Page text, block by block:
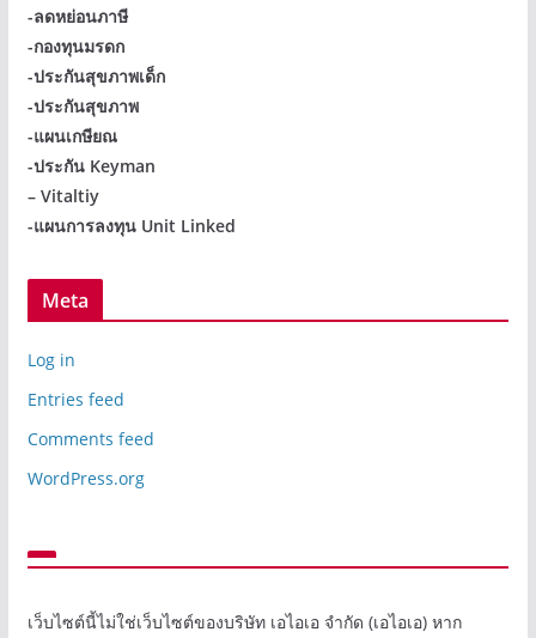
-ลดหย่อนภาษี
-กองทุนมรดก
-ประกันสุขภาพเด็ก
-ประกันสุขภาพ
-แผนเกษียณ
-ประกัน Keyman
– Vitaltiy
-แผนการลงทุน Unit Linked
Meta
Log in
Entries feed
Comments feed
WordPress.org
เว็บไซต์นี้ไม่ใช่เว็บไซต์ของบริษัท เอไอเอ จำกัด (เอไอเอ) หาก